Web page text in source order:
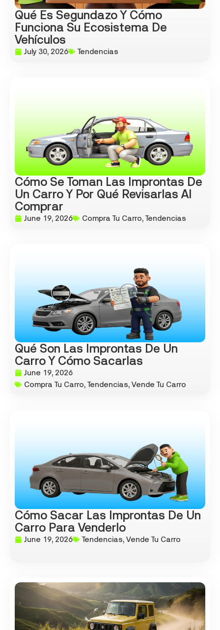
Qué Es Segundazo Y Cómo
Funciona Su Ecosistema De
Vehículos
July 30, 2026 Tendencias
Cómo Se Toman Las Improntas De
Un Carro Y Por Qué Revisarlas Al
Comprar
June 19, 2026 Compra Tu Carro,Tendencias
Qué Son Las Improntas De Un
Carro Y Cómo Sacarlas
June 19, 2026
Compra Tu Carro,Tendencias,Vende Tu Carro
Cómo Sacar Las Improntas De Un
Carro Para Venderlo
June 19, 2026 Tendencias,Vende Tu Carro